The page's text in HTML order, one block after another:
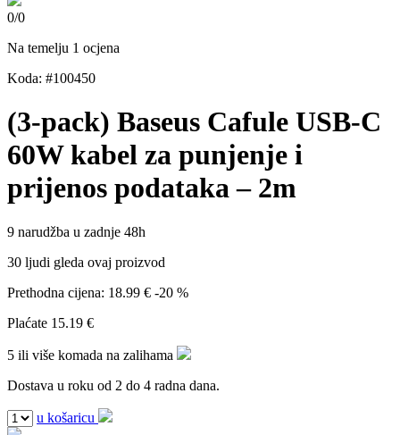
0/0
Na temelju 1 ocjena
Koda: #100450
(3-pack) Baseus Cafule USB-C
60W kabel za punjenje i
prijenos podataka – 2m
9 narudžba u zadnje 48h
30 ljudi gleda ovaj proizvod
Prethodna cijena: 18.99 € -20 %
Plaćate 15.19 €
5 ili više komada na zalihama
Dostava u roku od 2 do 4 radna dana.
u košaricu